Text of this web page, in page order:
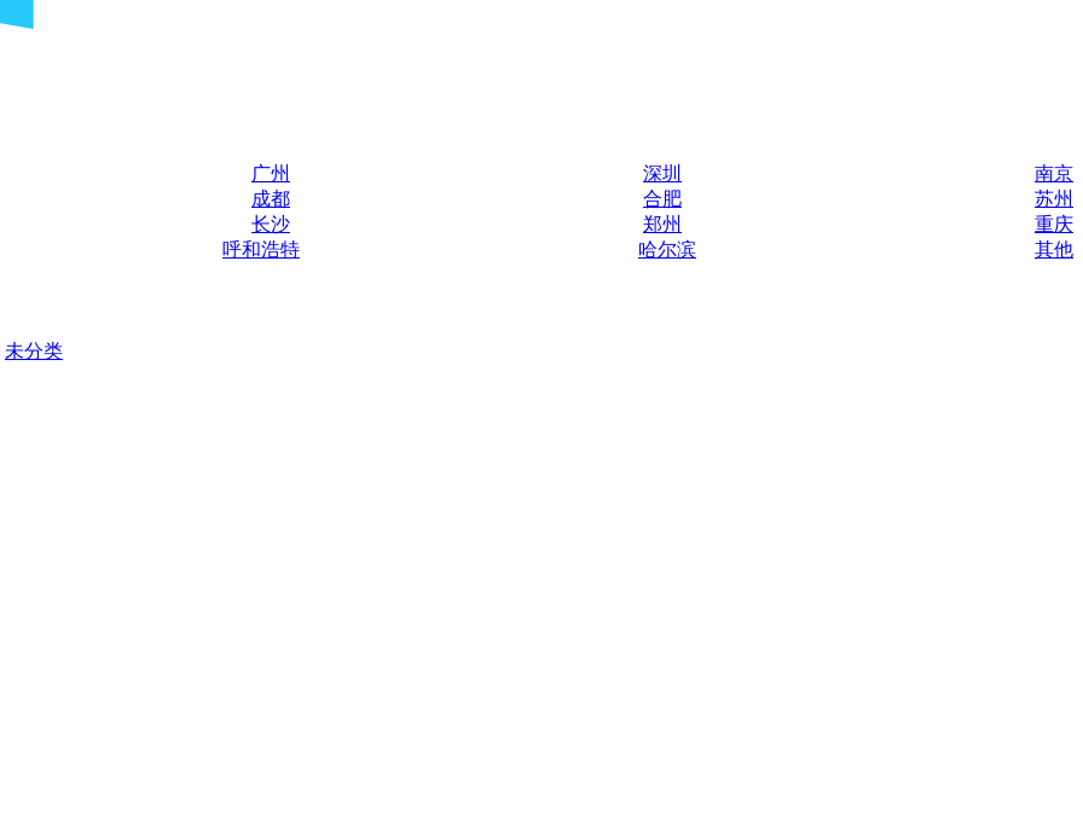
广州 深圳
南京
成都 合肥
苏州
长沙 郑州
重庆
呼和浩特 哈尔滨
其他
未分类